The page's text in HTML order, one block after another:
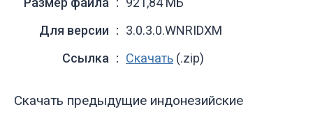
Для версии
3.0.3.0.WNRIDXM
Ссылка
Скачать (.zip)
Скачать предыдущие индонезийские